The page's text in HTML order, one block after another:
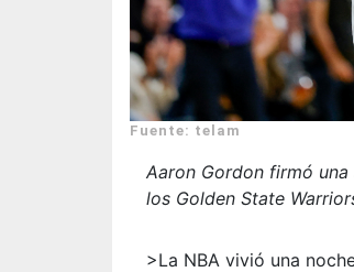
Fuente: telam
Aaron Gordon firmó
los Golden State
>La NBA vivió una